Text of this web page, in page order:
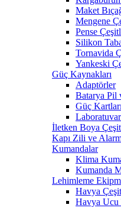
Maket
Mengene
Pense
Silikon
Tornavida
Yankeski
Güç Kaynakları
Adaptörler
Batarya Pil
Güç Kartları
İletken Boya
Kapı Zili ve
Kumandalar
Klima
Kumanda
Lehimleme
Havya
Havya Ucu